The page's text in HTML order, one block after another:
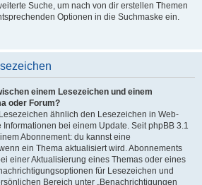
Suche, um nach von dir erstellen Themen
Optionen in die Suchmaske ein.
einem Lesezeichen und einem
oder Forum?
ähnlich den Lesezeichen in Web-
Informationen bei einem Update. Seit phpBB 3.1
Abonnement: du kannst eine
ein Thema aktualisiert wird. Abonnements
einer Aktualisierung eines Themas oder eines
für Lesezeichen und
Bereich unter „Benachrichtigungen